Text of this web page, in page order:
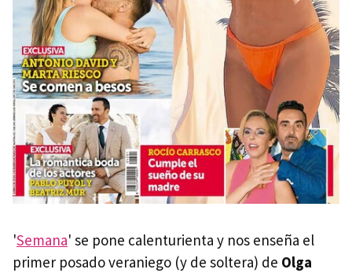
'Semana' se pone calenturienta y nos enseña el
primer posado veraniego (y de soltera) de Olga